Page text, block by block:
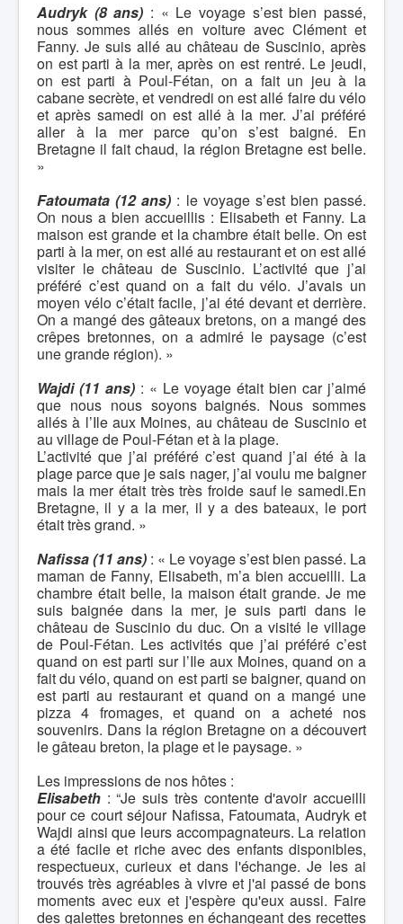
Audryk (8 ans) : « Le voyage s’est bien passé,
nous sommes allés en voiture avec Clément et
Fanny. Je suis allé au château de Suscinio, après
on est parti à la mer, après on est rentré. Le jeudi,
on est parti à Poul-Fétan, on a fait un jeu à la
cabane secrète, et vendredi on est allé faire du vélo
et après samedi on est allé à la mer. J’ai préféré
aller à la mer parce qu’on s’est baigné. En
Bretagne il fait chaud, la région Bretagne est belle.
»
Fatoumata (12 ans) : le voyage s’est bien passé.
On nous a bien accueillis : Elisabeth et Fanny. La
maison est grande et la chambre était belle. On est
parti à la mer, on est allé au restaurant et on est allé
visiter le château de Suscinio. L’activité que j’ai
préféré c’est quand on a fait du vélo. J’avais un
moyen vélo c’était facile, j’ai été devant et derrière.
On a mangé des gâteaux bretons, on a mangé des
crêpes bretonnes, on a admiré le paysage (c’est
une grande région). »
Wajdi (11 ans) : « Le voyage était bien car j’aimé
que nous nous soyons baignés. Nous sommes
allés à l’Ile aux Moines, au château de Suscinio et
au village de Poul-Fétan et à la plage.
L’activité que j’ai préféré c’est quand j’ai été à la
plage parce que je sais nager, j’ai voulu me baigner
mais la mer était très très froide sauf le samedi.En
Bretagne, il y a la mer, il y a des bateaux, le port
était très grand. »
Nafissa (11 ans) : « Le voyage s’est bien passé. La
maman de Fanny, Elisabeth, m’a bien accueilli. La
chambre était belle, la maison était grande. Je me
suis baignée dans la mer, je suis parti dans le
château de Suscinio du duc. On a visité le village
de Poul-Fétan. Les activités que j’ai préféré c’est
quand on est parti sur l’Ile aux Moines, quand on a
fait du vélo, quand on est parti se baigner, quand on
est parti au restaurant et quand on a mangé une
pizza 4 fromages, et quand on a acheté nos
souvenirs. Dans la région Bretagne on a découvert
le gâteau breton, la plage et le paysage. »
Les impressions de nos hôtes :
Elisabeth : “Je suis très contente d'avoir accueilli
pour ce court séjour Nafissa, Fatoumata, Audryk et
Wajdi ainsi que leurs accompagnateurs. La relation
a été facile et riche avec des enfants disponibles,
respectueux, curieux et dans l'échange. Je les ai
trouvés très agréables à vivre et j'ai passé de bons
moments avec eux et j'espère qu'eux aussi. Faire
des galettes bretonnes en échangeant des recettes